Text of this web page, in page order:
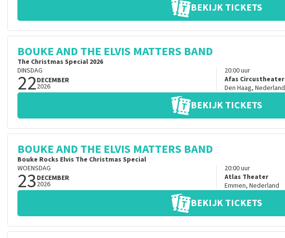
BEKIJK TICKETS
BOUKE AND THE ELVIS MATTERS BAND
The Christmas Special 2026
DINSDAG
22DECEMBER
2026
20:00uur
Afas Circustheater
Den Haag, Nederland
BEKIJK TICKETS
BOUKE AND THE ELVIS MATTERS BAND
Bouke Rocks Elvis The Christmas Special
WOENSDAG
23DECEMBER
2026
20:00uur
Atlas Theater
Emmen, Nederland
BEKIJK TICKETS